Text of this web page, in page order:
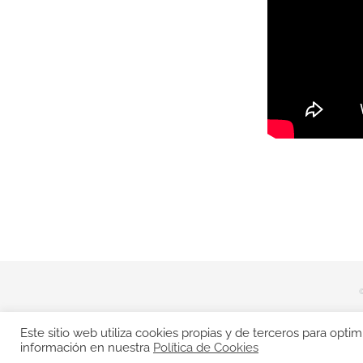
Este sitio web utiliza cookies propias y de terceros para
información en nuestra Política de Cookies